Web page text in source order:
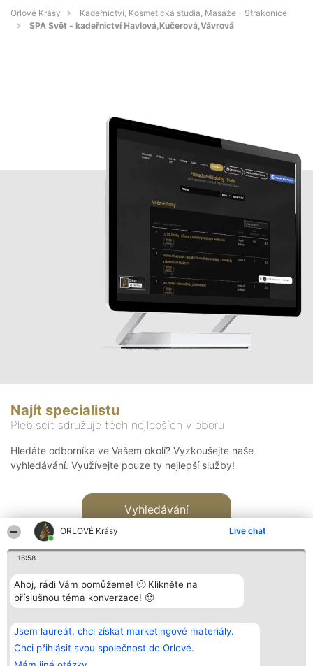
ORLOVÉ Krásy Live chat
16:58
Ahoj, rádi Vám pomůžeme! 🙂 Klikněte na
příslušnou téma konverzace! 🙂
Jsem laureát, chci získat marketingové materiály.
Chci přihlásit svou společnost do Orlové.
Orlové Krásy
Kadeřnictví, Kosmetická studia, Masáže - Strakonice
SPA Svět - kadeřnictví Havlová,Kučerová,Vávrová
Najít specialistu
Plebiscit sdružuje těch nejlepších v oboru
Hledáte odborníka ve Vašem okolí? Vyzkoušejte naše
vyhledávání. Využívejte pouze ty nejlepší služby!
Vyhledávání
Bright Side Solutions sp. z o.
o. sp. k.
ul. Ruska 22
Wrocław 50-079
KRS 0000749100 | Regon
Vítězové
Seznam všech
laureátů
Zásady
Kontakt